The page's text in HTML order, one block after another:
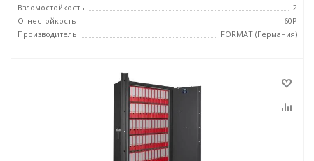
Взломостойкость
2
Огнестойкость
60P
Производитель
FORMAT (Германия)